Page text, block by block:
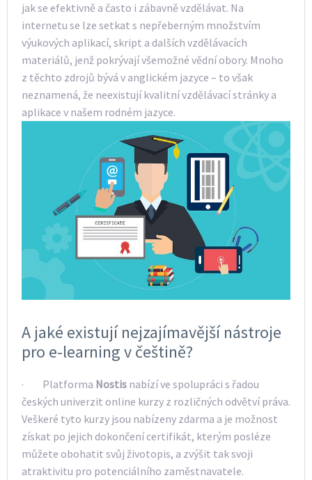
jak se efektivně a často i zábavně vzdělávat. Na
internetu se lze setkat s nepřeberným množstvím
výukových aplikací, skript a dalších vzdělávacích
materiálů, jenž pokrývají všemožné vědní obory. Mnoho
z těchto zdrojů bývá v anglickém jazyce – to však
neznamená, že neexistují kvalitní vzdělávací stránky a
aplikace v našem rodném jazyce.
A jaké existují nejzajímavější nástroje
pro e-learning v češtině?
· Platforma Nostis nabízí ve spolupráci s řadou
českých univerzit online kurzy z rozličných odvětví práva.
Veškeré tyto kurzy jsou nabízeny zdarma a je možnost
získat po jejich dokončení certifikát, kterým posléze
můžete obohatit svůj životopis, a zvýšit tak svoji
atraktivitu pro potenciálního zaměstnavatele.